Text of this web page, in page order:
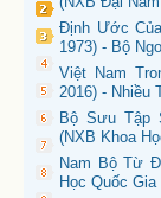
Định Ước
1973) - Bộ
Việt Nam
2016) - Nhiều
Bộ Sưu Tập
(NXB Khoa
Nam Bộ Từ
Học Quốc